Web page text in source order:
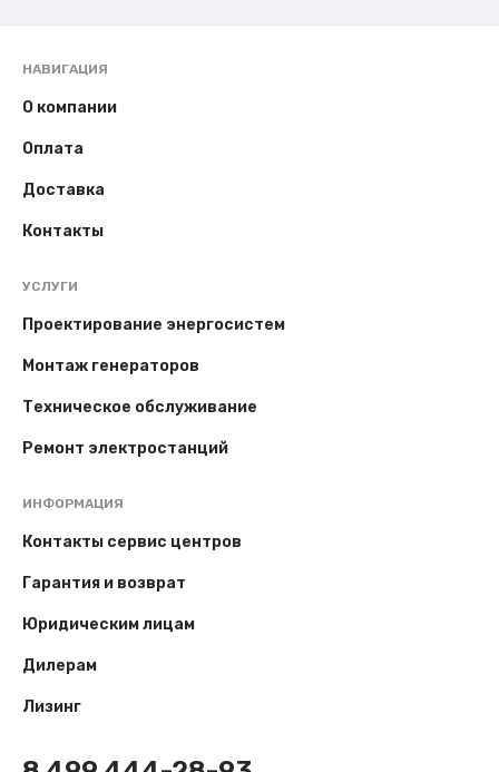
НАВИГАЦИЯ
О компании
Оплата
Доставка
Контакты
УСЛУГИ
Проектирование энергосистем
Монтаж генераторов
Техническое обслуживание
Ремонт электростанций
ИНФОРМАЦИЯ
Контакты сервис центров
Гарантия и возврат
Юридическим лицам
Дилерам
Лизинг